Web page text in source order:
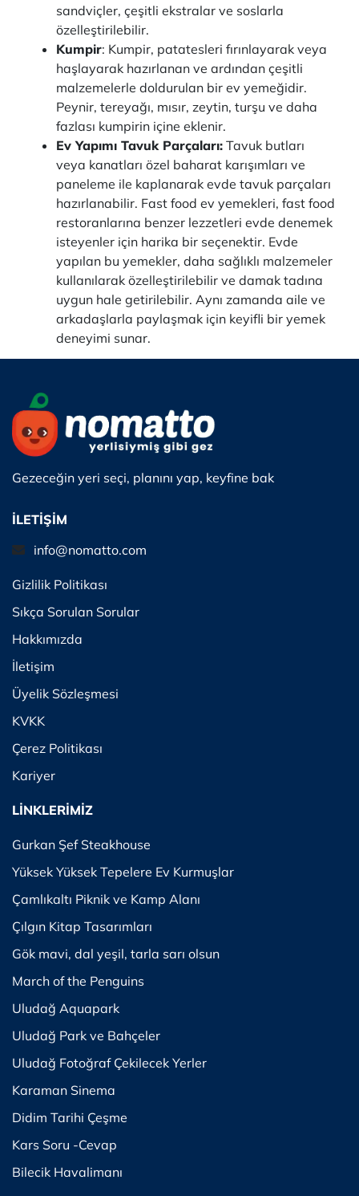
sandviçler, çeşitli ekstralar ve soslarla
özelleştirilebilir.
Kumpir: Kumpir, patatesleri fırınlayarak veya
haşlayarak hazırlanan ve ardından çeşitli
malzemelerle doldurulan bir ev yemeğidir.
Peynir, tereyağı, mısır, zeytin, turşu ve daha
fazlası kumpirin içine eklenir.
Ev Yapımı Tavuk Parçaları: Tavuk butları
veya kanatları özel baharat karışımları ve
paneleme ile kaplanarak evde tavuk parçaları
hazırlanabilir. Fast food ev yemekleri, fast food
restoranlarına benzer lezzetleri evde denemek
isteyenler için harika bir seçenektir. Evde
yapılan bu yemekler, daha sağlıklı malzemeler
kullanılarak özelleştirilebilir ve damak tadına
uygun hale getirilebilir. Aynı zamanda aile ve
arkadaşlarla paylaşmak için keyifli bir yemek
deneyimi sunar.
Gezeceğin yeri seçi, planını yap, keyfine bak
İLETİŞİM
info@nomatto.com
Gizlilik Politikası
Sıkça Sorulan Sorular
Hakkımızda
İletişim
Üyelik Sözleşmesi
KVKK
Çerez Politikası
Kariyer
LİNKLERİMİZ
Gurkan Şef Steakhouse
Yüksek Yüksek Tepelere Ev Kurmuşlar
Çamlıkaltı Piknik ve Kamp Alanı
Çılgın Kitap Tasarımları
Gök mavi, dal yeşil, tarla sarı olsun
March of the Penguins
Uludağ Aquapark
Uludağ Park ve Bahçeler
Uludağ Fotoğraf Çekilecek Yerler
Karaman Sinema
Didim Tarihi Çeşme
Kars Soru -Cevap
Bilecik Havalimanı